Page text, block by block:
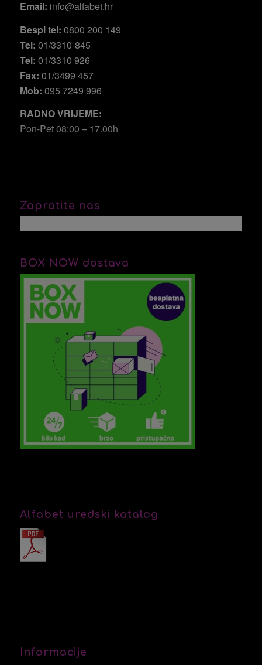
Email: info@alfabet.hr
Bespl tel: 0800 200 149
Tel: 01/3310-845
Tel: 01/3310 926
Fax: 01/3499 457
Mob: 095 7249 996
RADNO VRIJEME:
Pon-Pet 08:00 – 17.00h
Zapratite nas
BOX NOW dostava
Alfabet uredski katalog
Informacije